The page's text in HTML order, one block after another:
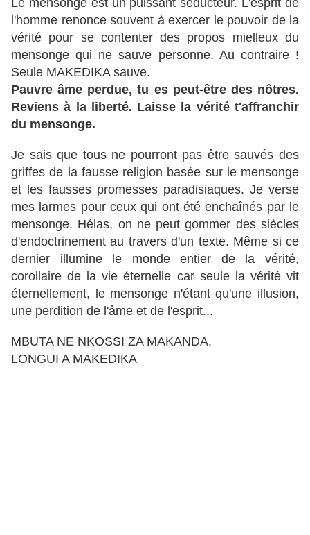
Le mensonge est un puissant séducteur. L'esprit de
l'homme renonce souvent à exercer le pouvoir de la
vérité pour se contenter des propos mielleux du
mensonge qui ne sauve personne. Au contraire !
Seule MAKEDIKA sauve.
Pauvre âme perdue, tu es peut-être des nôtres.
Reviens à la liberté. Laisse la vérité t'affranchir
du mensonge.
Je sais que tous ne pourront pas être sauvés des
griffes de la fausse religion basée sur le mensonge
et les fausses promesses paradisiaques. Je verse
mes larmes pour ceux qui ont été enchaînés par le
mensonge. Hélas, on ne peut gommer des siècles
d'endoctrinement au travers d'un texte. Même si ce
dernier illumine le monde entier de la vérité,
corollaire de la vie éternelle car seule la vérité vit
éternellement, le mensonge n'étant qu'une illusion,
une perdition de l'âme et de l'esprit...
MBUTA NE NKOSSI ZA MAKANDA,
LONGUI A MAKEDIKA